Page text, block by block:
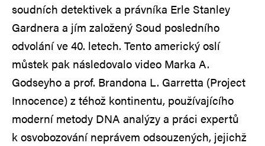
soudních detektivek a právníka Erle Stanley
Gardnera a jím založený Soud posledního
odvolání ve 40. letech. Tento americký oslí
můstek pak následovalo video Marka A.
Godseyho a prof. Brandona L. Garretta (Project
Innocence) z téhož kontinentu, používajícího
moderní metody DNA analýzy a práci expertů
k osvobozování neprávem odsouzených, jejichž